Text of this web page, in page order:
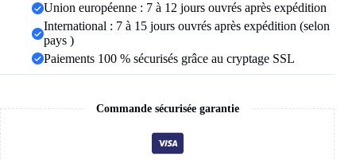
tendanceUnion européenne : 7 à 12 jours ouvrés après expédition
International : 7 à 15 jours ouvrés après expédition (selon
pays )
Paiements 100 % sécurisés grâce au cryptage SSL
Commande sécurisée garantie